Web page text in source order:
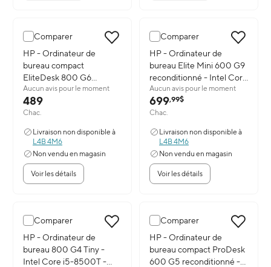
Comparer
Image du produit: HP - Ordinateur de bureau compact
HP - Ordinateur de
bureau compact
EliteDesk 800 G6
reconditionné - Intel Core
i5-10500T - SSD 256 Go
- 16 Go de RAM -
Aucun avis pour le moment
489
Chac.
Livraison non disponible à
L4B 4M6
Non vendu en magasin
Voir les détails
Comparer
Image du produit: HP -
HP - Ordinateur de
bureau Elite Mini 600 G9
reconditionné - Intel Core
i5-12400T - SSD 512 Go -
16 Go de RAM - Windows
11 Pro
Aucun avis pour le moment
699,99$
Chac.
Livraison non disponible à
L4B 4M6
Non vendu en magasin
Voir les détails
Comparer
Image du produit: HP - Ordinateur de bureau 800 G4 Tiny - Intel
HP - Ordinateur de
bureau 800 G4 Tiny -
Intel Core i5-8500T -
Comparer
Image du produit: HP -
HP - Ordinateur de
bureau compact ProDesk
600 G5 reconditionné -